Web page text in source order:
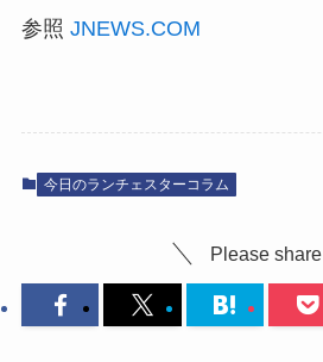
参照 JNEWS.COM
今日のランチェスターコラム
Please share